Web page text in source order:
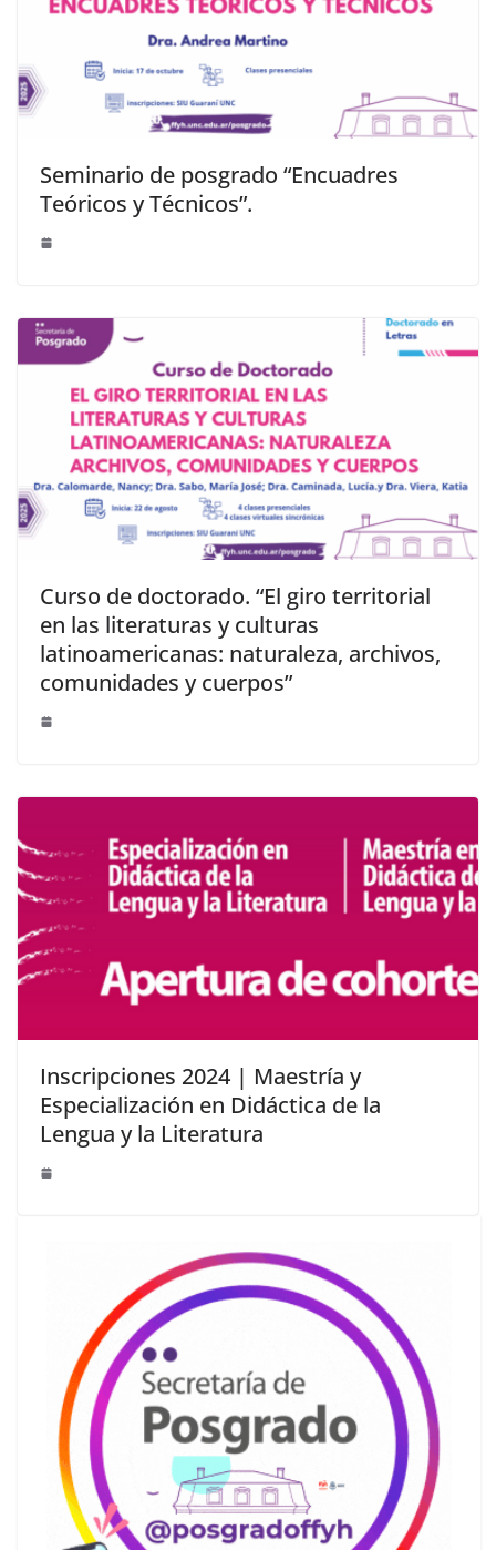
Seminario de posgrado “Encuadres
Teóricos y Técnicos”.
Curso de doctorado. “El giro territorial
en las literaturas y culturas
latinoamericanas: naturaleza, archivos,
comunidades y cuerpos”
Inscripciones 2024 | Maestría y
Especialización en Didáctica de la
Lengua y la Literatura